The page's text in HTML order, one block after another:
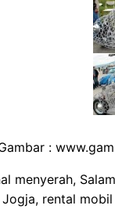
:
menyerah,
, rental